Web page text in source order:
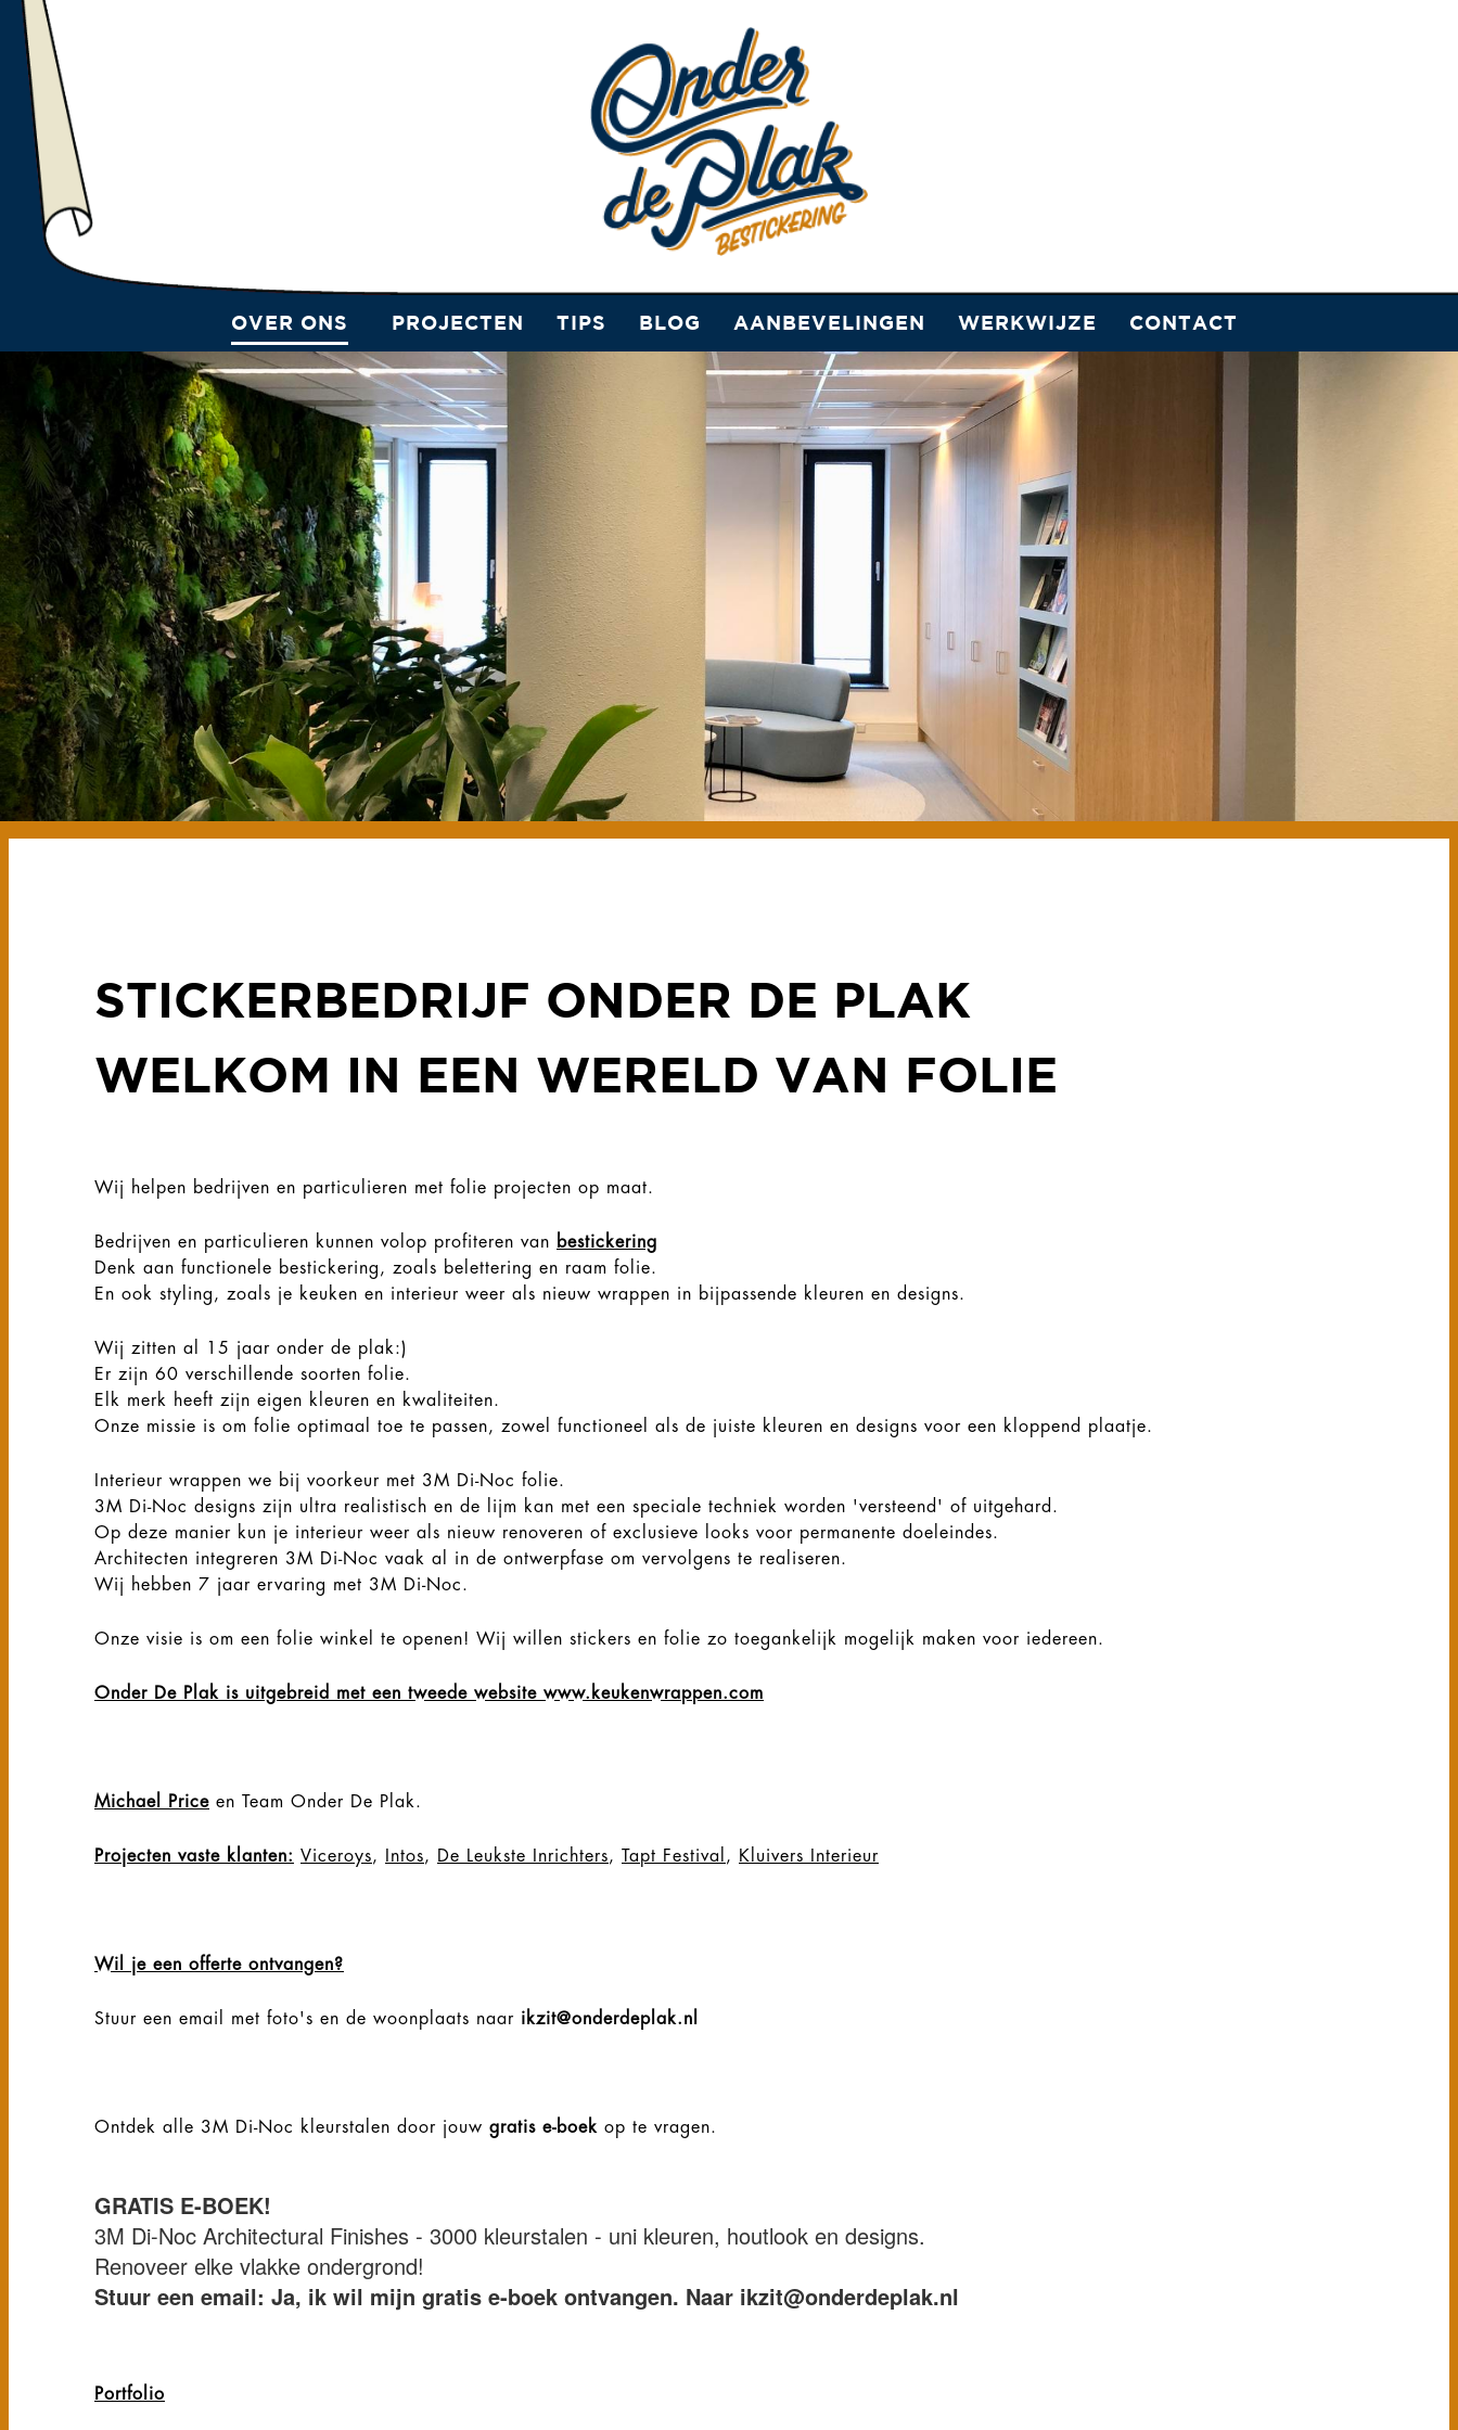
OVER ONS PROJECTEN TIPS BLOG AANBEVELINGEN WERKWIJZE CONTACT
STICKERBEDRIJF ONDER DE PLAK
WELKOM IN EEN WERELD VAN FOLIE
Wij helpen bedrijven en particulieren met folie projecten op maat.
Bedrijven en particulieren kunnen volop profiteren van bestickering
Denk aan functionele bestickering, zoals belettering en raam folie.
En ook styling, zoals je keuken en interieur weer als nieuw wrappen in bijpassende kleuren en designs.
Wij zitten al 15 jaar onder de plak:)
Er zijn 60 verschillende soorten folie.
Elk merk heeft zijn eigen kleuren en kwaliteiten.
Onze missie is om folie optimaal toe te passen, zowel functioneel als de juiste kleuren en designs voor een kloppend plaatje.
Interieur wrappen we bij voorkeur met 3M Di-Noc folie.
3M Di-Noc designs zijn ultra realistisch en de lijm kan met een speciale techniek worden 'versteend' of uitgehard.
Op deze manier kun je interieur weer als nieuw renoveren of exclusieve looks voor permanente doeleindes.
Architecten integreren 3M Di-Noc vaak al in de ontwerpfase om vervolgens te realiseren.
Wij hebben 7 jaar ervaring met 3M Di-Noc.
Onze visie is om een folie winkel te openen! Wij willen stickers en folie zo toegankelijk mogelijk maken voor iedereen.
Onder De Plak is uitgebreid met een tweede website www.keukenwrappen.com
Michael Price en Team Onder De Plak.
Projecten vaste klanten: Viceroys, Intos, De Leukste Inrichters, Tapt Festival , Kluivers Interieur
Wil je een offerte ontvangen?
Stuur een email met foto's en de woonplaats naar ikzit@onderdeplak.nl
Ontdek alle 3M Di-Noc kleurstalen door jouw gratis e-boek op te vragen.
GRATIS E-BOEK!
3M Di-Noc Architectural Finishes - 3000 kleurstalen - uni kleuren, houtlook en designs.
Renoveer elke vlakke ondergrond!
Stuur een email: Ja, ik wil mijn gratis e-boek ontvangen. Naar ikzit@onderdeplak.nl
Portfolio